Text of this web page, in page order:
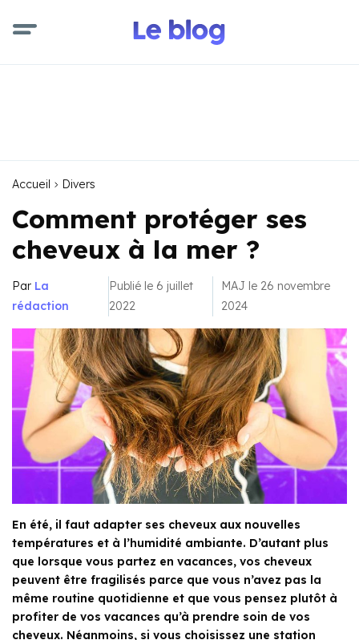
Accueil Divers
Comment protéger ses
cheveux à la mer ?
Par La
rédaction
Publié le 6 juillet
2022
MAJ le 26 novembre
2024
En été, il faut adapter ses cheveux aux nouvelles
températures et à l’humidité ambiante. D’autant plus
que lorsque vous partez en vacances, vos cheveux
peuvent être fragilisés parce que vous n’avez pas la
même routine quotidienne et que vous pensez plutôt à
profiter de vos vacances qu’à prendre soin de vos
cheveux. Néanmoins, si vous choisissez une station